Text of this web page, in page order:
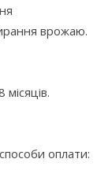
врожаю.
оплати: